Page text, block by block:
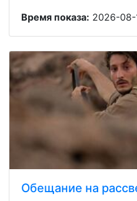
Время показа: 2026-08-
Обещание на